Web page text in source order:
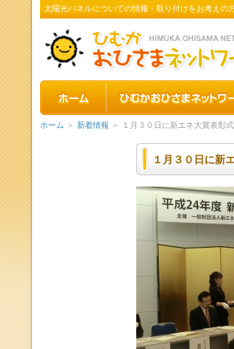
太陽光パネルについての情報・取り付けをお考えの
ホーム ＞ 新着情報 ＞ １月３０日に新エネ大賞表彰式
１月３０日に新